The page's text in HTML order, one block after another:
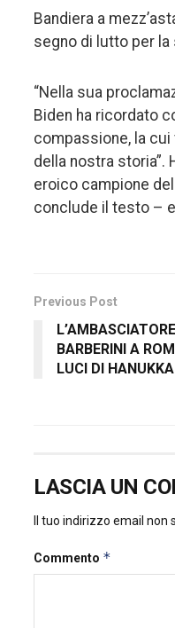
Bandiera a
segno di lutto per la
“Nella sua
Biden ha ricordato
compassione, la
della nostra storia”.
eroico campione
conclude il testo –
Previous Post
BARBERINI A
LUCI DI
LASCIA UN
Il tuo indirizzo email non
Commento *